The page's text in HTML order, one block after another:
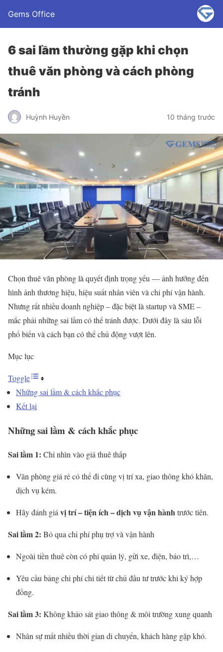
Gems Office
6 sai lầm thường gặp khi chọn
thuê văn phòng và cách phòng
tránh
Huỳnh Huyền 10 tháng trước
Chọn thuê văn phòng là quyết định trọng yếu — ảnh hưởng đến
hình ảnh thương hiệu, hiệu suất nhân viên và chi phí vận hành.
Nhưng rất nhiều doanh nghiệp – đặc biệt là startup và SME –
mắc phải những sai lầm có thể tránh được. Dưới đây là sáu lỗi
phổ biến và cách bạn có thể chủ động vượt lên.
Mục lục
Toggle
Những sai lầm & cách khắc phục
Kết lại
Những sai lầm & cách khắc phục
Sai lầm 1: Chỉ nhìn vào giá thuê thấp
Văn phòng giá rẻ có thể đi cùng vị trí xa, giao thông khó khăn,
dịch vụ kém.
Hãy đánh giávị trí – tiện ích – dịch vụ vận hànhtrước tiên.
Sai lầm 2: Bỏ qua chi phí phụ trợ và vận hành
Ngoài tiền thuê còn có phí quản lý, gửi xe, điện, bảo trì,…
Yêu cầu bảng chi phí chi tiết từ chủ đầu tư trước khi ký hợp
đồng.
Sai lầm 3: Không khảo sát giao thông & môi trường xung quanh
Nhân sự mất nhiều thời gian di chuyển, khách hàng gặp khó.